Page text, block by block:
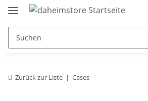
Zurück zur Liste Cases